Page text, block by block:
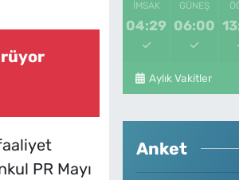
PR Mayı
İMSAK
04:29
GÜNEŞ
06:00
Aylık Vakitler
Anket